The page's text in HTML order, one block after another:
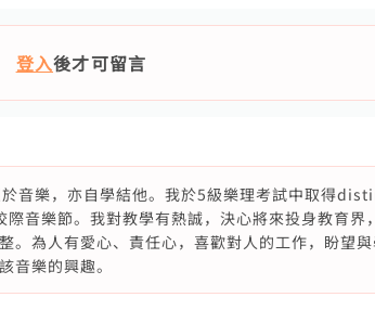
登入後才可留言
音樂，亦自學結他。我於5級樂理考試中取得
音樂節。我對教學有熱誠，決心將來投身教育界
。為人有愛心、責任心，喜歡對人的工作，盼望
音樂的興趣。